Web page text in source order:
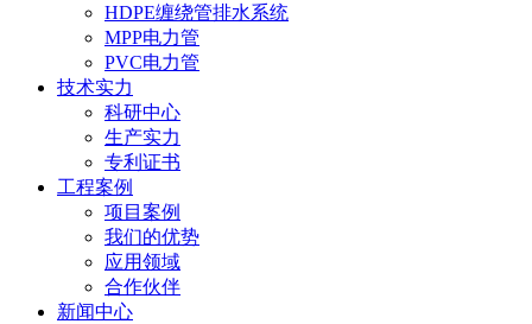
HDPE缠绕管排水系统
MPP电力管
PVC电力管
技术实力
科研中心
生产实力
专利证书
工程案例
项目案例
我们的优势
应用领域
合作伙伴
新闻中心